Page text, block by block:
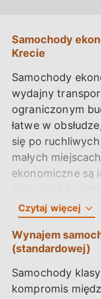
Samochody
Krecie
Samochody
wydajny
ograniczonym
łatwe w
się po
małych
ekonomiczne są
solo, par lub
bez
praktyczność i
1. Toyota Aygo
Toyota Aygo to
samochód z 5
Czytaj więcej
Wynajem
(standardowej)
Samochody
kompromis